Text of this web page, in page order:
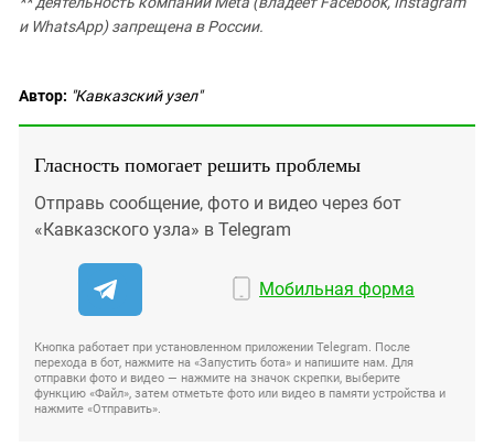
и WhatsApp) запрещена в России.
Автор: "Кавказский узел"
Гласность помогает решить проблемы
Отправь сообщение, фото и видео через бот
«Кавказского узла» в Telegram
Мобильная форма
Кнопка работает при установленном приложении Telegram. После
перехода в бот, нажмите на «Запустить бота» и напишите нам. Для
отправки фото и видео — нажмите на значок скрепки, выберите
функцию «Файл», затем отметьте фото или видео в памяти устройства и
нажмите «Отправить».